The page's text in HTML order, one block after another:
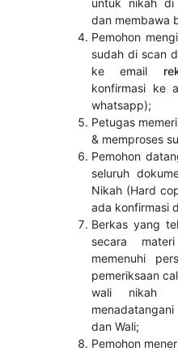
dan membawa
Pemohon
sudah di scan
ke email
konfirmasi ke
whatsapp);
Petugas
& memproses
Pemohon
seluruh
Nikah (Hard
ada konfirmasi
Berkas yang
secara
memenuhi
pemeriksaan
wali nikah
dan Wali;
Pemohon